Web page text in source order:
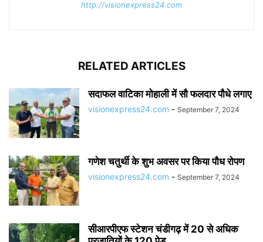
http://visionexpress24.com
RELATED ARTICLES
सदाफल वाटिका मोहाली में सौ फलदार पौधे लगाए
visionexpress24.com - September 7, 2024
गणेश चतुर्थी के शुभ अवसर पर किया पौध रोपण
visionexpress24.com - September 7, 2024
सीआरपीएफ स्टेशन चंडीगढ़ में 20 से अधिक